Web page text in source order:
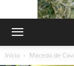
Início Macedo de